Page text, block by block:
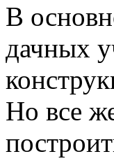
В
дачных
Но все